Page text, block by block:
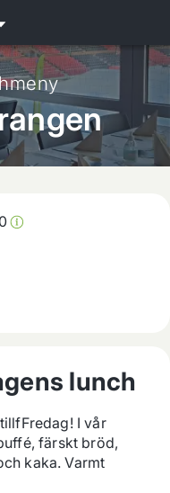
lunch
I vår
färskt bröd,
kaka. Varmt